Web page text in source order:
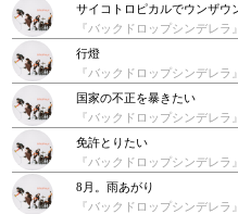
『バックドロップシンデレラ』
行燈
『バックドロップシンデレラ』
国家の不正を暴きたい
『バックドロップシンデレラ』
免許とりたい
『バックドロップシンデレラ』
8月。雨あがり
『バックドロップシンデレラ』